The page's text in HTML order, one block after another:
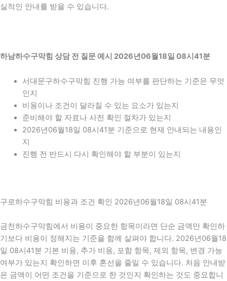
실적인 안내를 받을 수 있습니다.
하남하수구막힘 상담 전 질문 예시 2026년06월18일 08시41분
서대문구하수구막힘 진행 가능 여부를 판단하는 기준은 무엇
인지
비용이나 조건이 달라질 수 있는 요소가 있는지
준비해야 할 자료나 사전 확인 절차가 있는지
2026년06월18일 08시41분 기준으로 현재 안내되는 내용인
지
진행 전 반드시 다시 확인해야 할 부분이 있는지
구로하수구막힘 비용과 조건 확인 2026년06월18일 08시41분
금천하수구막힘에서 비용이 중요한 항목이라면 단순 금액만 확인하
기보다 비용이 정해지는 기준을 함께 살펴야 합니다. 2026년06월18
일 08시41분 기본 비용, 추가 비용, 포함 항목, 제외 항목, 변경 가능
여부가 있는지 확인하면 이후 혼선을 줄일 수 있습니다. 처음 안내받
은 금액이 어떤 조건을 기준으로 한 것인지 확인하는 것도 중요합니